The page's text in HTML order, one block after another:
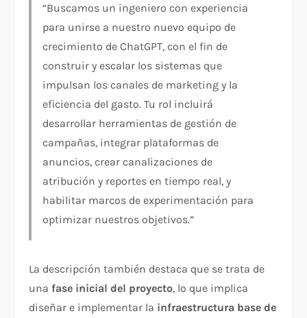
“Buscamos un ingeniero con experiencia
para unirse a nuestro nuevo equipo de
crecimiento de ChatGPT, con el fin de
construir y escalar los sistemas que
impulsan los canales de marketing y la
eficiencia del gasto. Tu rol incluirá
desarrollar herramientas de gestión de
campañas, integrar plataformas de
anuncios, crear canalizaciones de
atribución y reportes en tiempo real, y
habilitar marcos de experimentación para
optimizar nuestros objetivos.”
La descripción también destaca que se trata de
unafase inicial del proyecto, lo que implica
diseñar e implementar la infraestructura base de